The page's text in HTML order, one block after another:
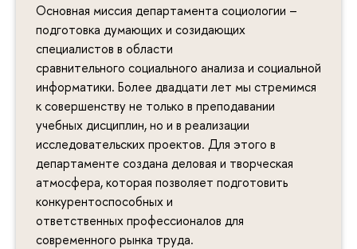
Основная миссия департамента социологии –
подготовка думающих и созидающих
специалистов в области
сравнительного социального анализа и социальной
информатики. Более двадцати лет мы стремимся
к совершенству не только в преподавании
учебных дисциплин, но и в реализации
исследовательских проектов. Для этого в
департаменте создана деловая и творческая
атмосфера, которая позволяет подготовить
конкурентоспособных и
ответственных профессионалов для
современного рынка труда.